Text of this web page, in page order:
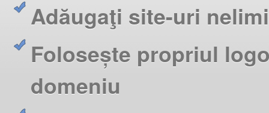
Adăugaţi site-uri
Folosește propriul
domeniu